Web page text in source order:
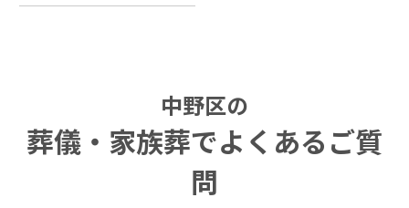
中野区の
葬儀・家族葬でよくあるご質
問